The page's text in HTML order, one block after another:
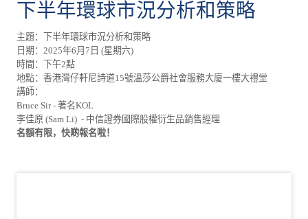
下半年環球市況分析和策略
主題：下半年環球市況分析和策略
日期：2025年6月7日 (星期六)
時間：下午2點
地點：香港灣仔軒尼詩道15號溫莎公爵社會服務大廈一樓大禮堂
講師：
Bruce Sir - 著名KOL
李佳原 (Sam Li) - 中信證券國際股權衍生品銷售經理
名額有限，快啲報名啦！